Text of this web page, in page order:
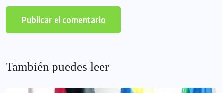
También puedes leer